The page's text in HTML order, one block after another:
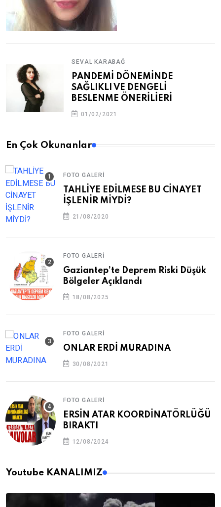
SEVAL KARABAĞ
PANDEMİ DÖNEMİNDE
SAĞLIKLI VE DENGELİ
BESLENME ÖNERİLİERİ
01/02/2021
En Çok Okunanlar
FOTO GALERI
TAHLİYE EDİLMESE BU CİNAYET
İŞLENİR MİYDİ?
21/08/2020
FOTO GALERI
Gaziantep’te Deprem Riski Düşük
Bölgeler Açıklandı
18/08/2025
FOTO GALERI
ONLAR ERDİ MURADINA
30/08/2021
FOTO GALERI
ERSİN ATAR KOORDİNATÖRLÜĞÜ
BIRAKTI
12/08/2024
Youtube KANALIMIZ